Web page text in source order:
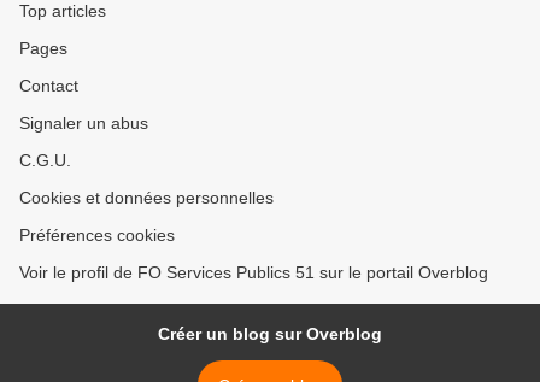
Top articles
Pages
Contact
Signaler un abus
C.G.U.
Cookies et données personnelles
Préférences cookies
Voir le profil de FO Services Publics 51 sur le portail Overblog
Créer un blog sur Overblog